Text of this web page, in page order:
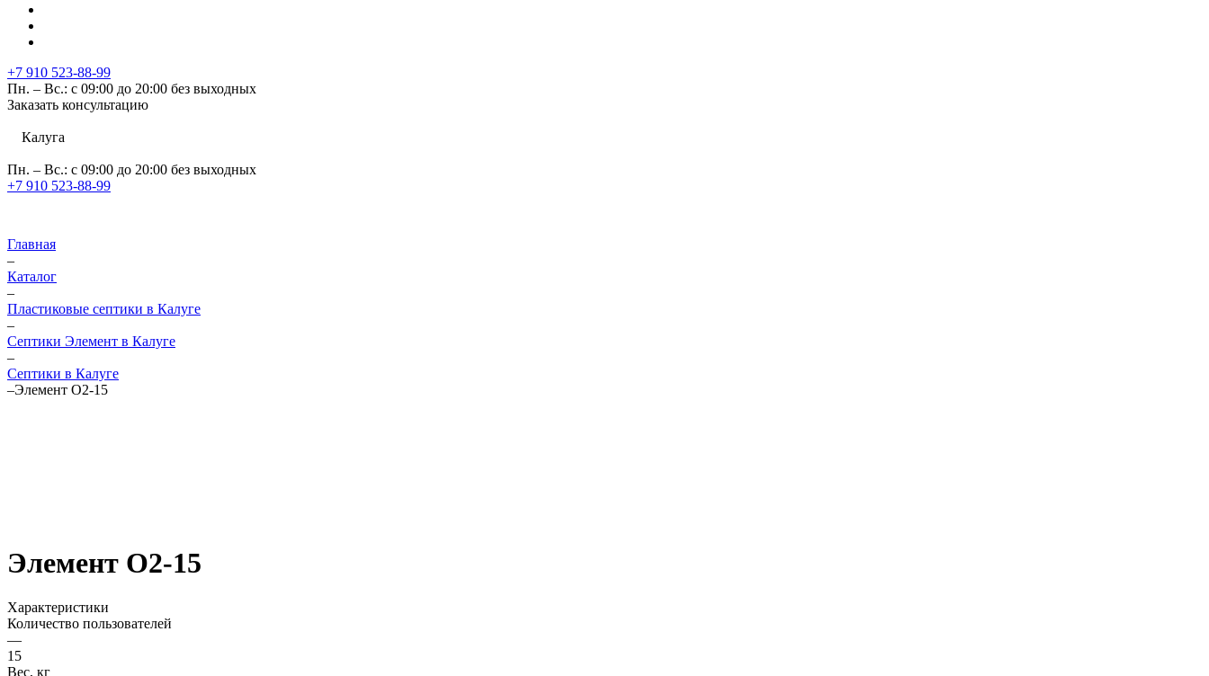
+7 910 523-88-99
Пн. – Вс.: с 09:00 до 20:00 без выходных
Заказать консультацию
Калуга
Пн. – Вс.: с 09:00 до 20:00 без выходных
+7 910 523-88-99
Главная
–
Каталог
–
Пластиковые септики в Калуге
–
Септики Элемент в Калуге
–
Септики в Калуге
–Элемент О2-15
Элемент О2-15
Характеристики
Количество пользователей
—
15
Вес, кг